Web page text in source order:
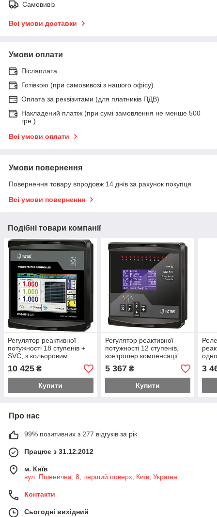
Самовивіз
Всі умови доставки
Умови оплати
Післяплата
Готівкою (при самовивозі з нашого офісу)
Оплата за реквізитами (для платників ПДВ)
Накладений платіж (при сумі замовлення не менше 500
грн.)
Всі умови оплати
Умови повернення
Повернення товару впродовж 14 днів за рахунок покупця
Всі умови повернення
Подібні товари компанії
Регулятор реактивної
потужності 18 ступенів +
SVC, з кольоровим
10 425 ₴
Купити
Регулятор реактивної
потужності 12 ступенів,
контролер компенсації
5 367₴
Купити
3
Про нас
99% позитивних з 277 відгуків за рік
Працює з 31.12.2012
м. Київ
вул. Пшенична, 8, перший поверх, Київ, Україна
Контакти
Сьогодні вихідний